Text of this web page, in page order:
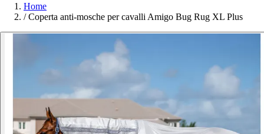
Home
/ Coperta anti-mosche per cavalli Amigo Bug Rug XL Plus